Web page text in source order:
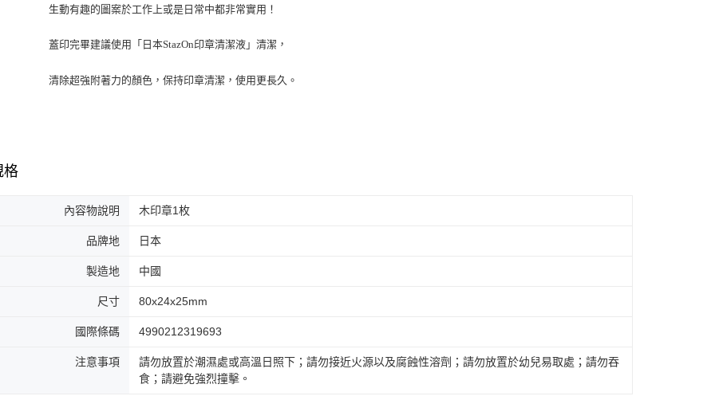
生動有趣的圖案於工作上或是日常中都非常實用！
蓋印完畢建議使用「日本StazOn印章清潔液」清潔，
清除超強附著力的顏色，保持印章清潔，使用更長久。
格
內容物說明 木印章1枚
品牌地 日本
製造地 中國
尺寸 80x24x25mm
國際條碼 4990212319693
注意事項
請勿放置於潮濕處或高溫日照下；請勿接近火源以及腐蝕性溶劑；請勿放置於幼兒易取處；請勿吞
食；請避免強烈撞擊。